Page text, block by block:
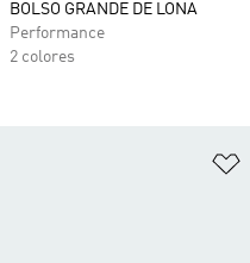
BOLSO GRANDE DE LONA
Performance
2 colores